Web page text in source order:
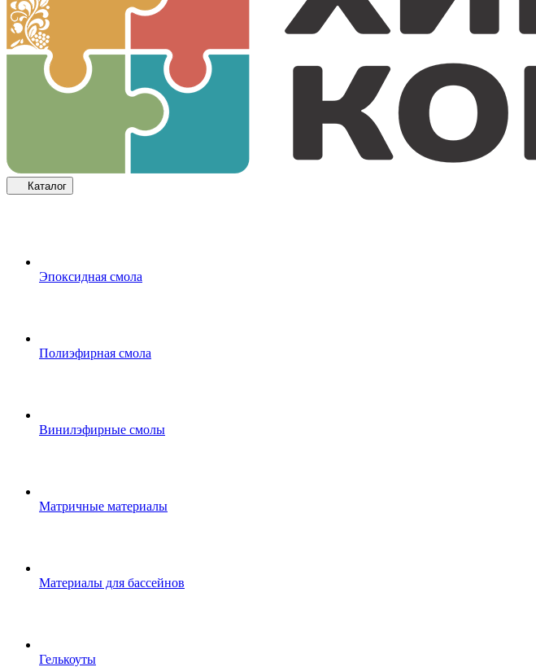
Каталог
Эпоксидная смола
Полиэфирная смола
Винилэфирные смолы
Матричные материалы
Материалы для бассейнов
Гелькоуты